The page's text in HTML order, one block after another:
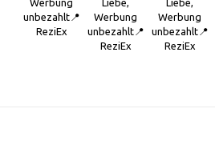
unbezahlt📍
ReziEx
Werbung
unbezahlt📍
ReziEx
Werbung
unbezahlt📍
ReziEx